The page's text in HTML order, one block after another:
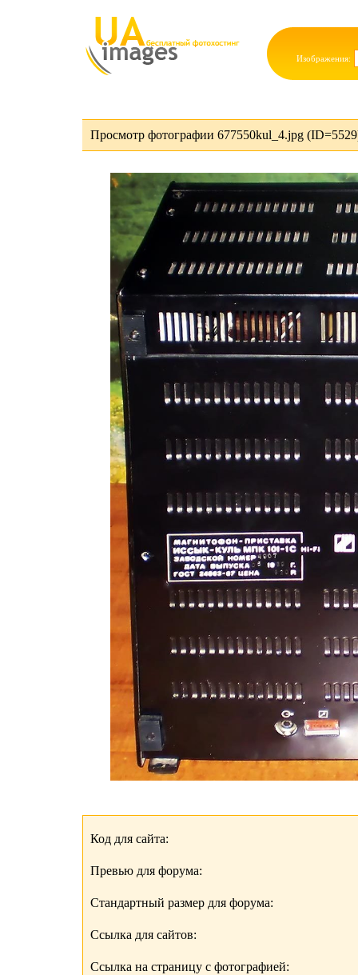
Изображения:
Просмотр фотографии 677550kul_4.jpg
Код для сайта:
Превью для форума:
Стандартный размер для форума:
Ссылка для сайтов:
Ссылка на страницу с фотографией: